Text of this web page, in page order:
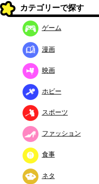
カテゴリーで探す
ゲーム
漫画
映画
ホビー
スポーツ
ファッション
食事
ネタ